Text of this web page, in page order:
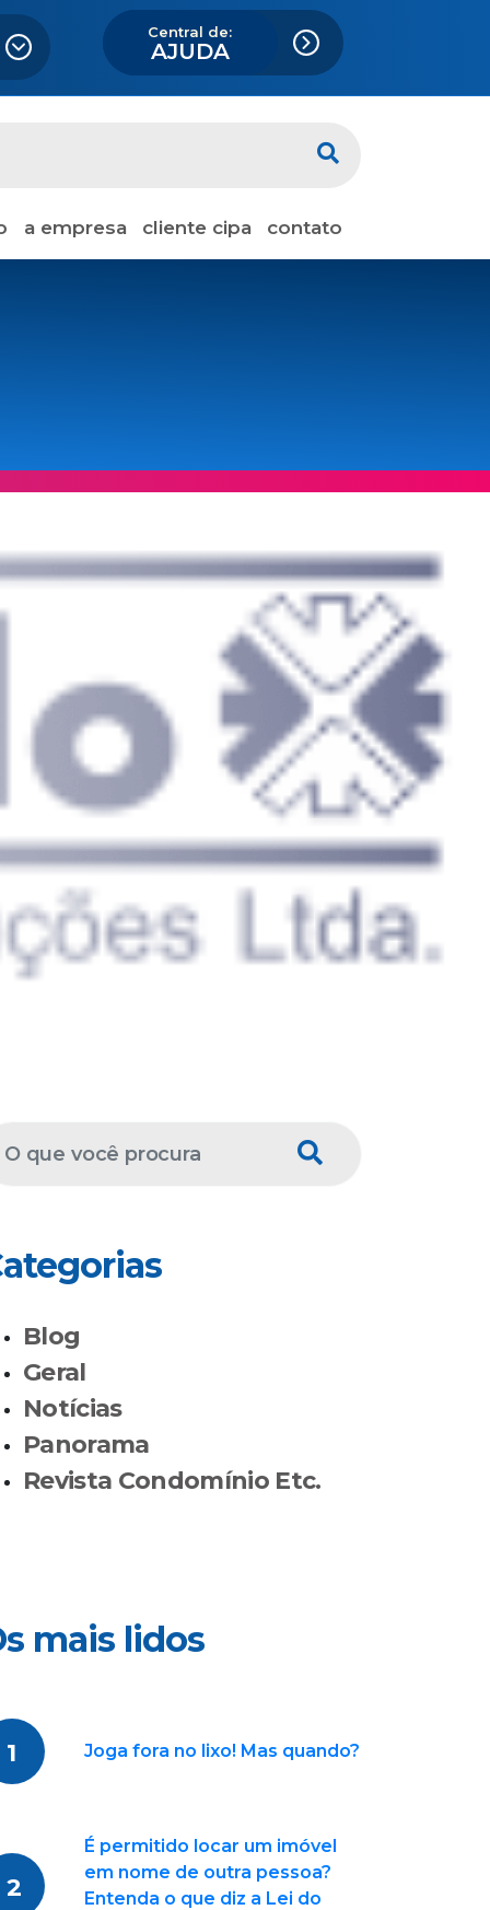
Central de:
AJUDA
a empresa cliente cipa contato
Blog
Geral
Notícias
Panorama
Revista Condomínio Etc.
mais lidos
1 Joga fora no lixo! Mas quando?
2
É permitido locar um imóvel
em nome de outra pessoa?
Entenda o que diz a Lei do